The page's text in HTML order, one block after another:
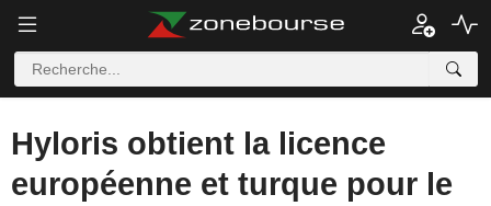
Hyloris obtient la licence
européenne et turque pour le